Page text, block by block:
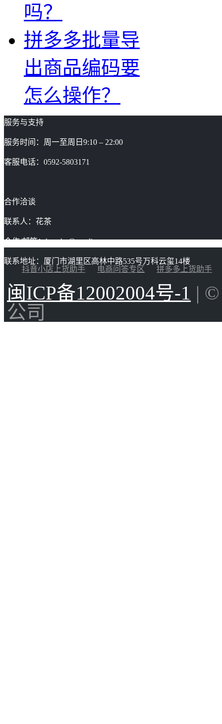
吗？
拼多多批量导
出商品编码要
怎么操作？
服务与支持
服务时间：周一至周日9:10 – 22:00
客服电话：0592-5803171
合作洽谈
联系人：花茶
合作/邮箱：huacha@gaoding.com
联系地址：厦门市湖里区高林中路535号万科云玺14楼
抖音小店上货助手
电商问答专区 拼多多上货助手
闽ICP备12002004号-1 |
公司